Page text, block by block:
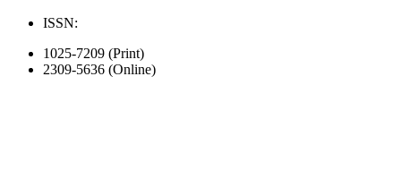
ISSN:
1025-7209 (Print)
2309-5636 (Online)